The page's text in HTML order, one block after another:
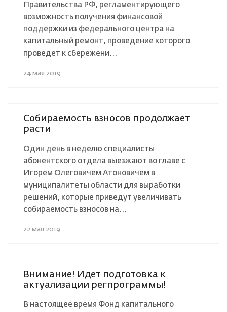
Правительства РФ, регламентирующего
возможность получения финансовой
поддержки из федерального центра на
капитальный ремонт, проведение которого
проведет к сбережени...
24 мая 2019
Собираемость взносов продолжает
расти
Один день в неделю специалисты
абонентского отдела выезжают во главе с
Игорем Олеговичем Атоновичем в
муниципалитеты области для выработки
решений, которые приведут увеличивать
собираемость взносов на...
22 мая 2019
Внимание! Идет подготовка к
актуализации регпрограммы!
В настоящее время Фонд капитального